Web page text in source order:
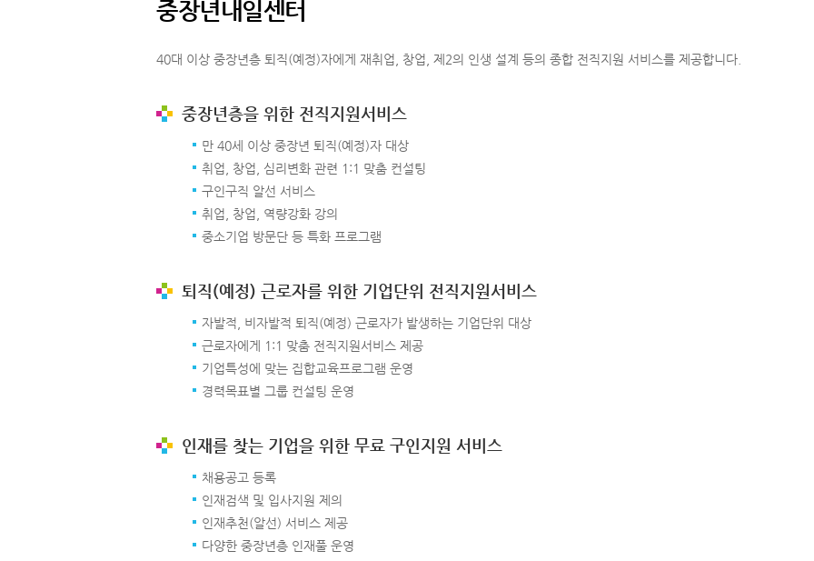
중장년내일센터
40대 이상 중장년층 퇴직(예정)자에게 재취업, 창업, 제2의 인생 설계 등의 종합 전직지원 서비스를 제공합니다.
중장년층을 위한 전직지원서비스
만 40세 이상 중장년 퇴직(예정)자 대상
취업, 창업, 심리변화 관련 1:1 맞춤 컨설팅
구인구직 알선 서비스
취업, 창업, 역량강화 강의
중소기업 방문단 등 특화 프로그램
퇴직(예정) 근로자를 위한 기업단위 전직지원서비스
자발적, 비자발적 퇴직(예정) 근로자가 발생하는 기업단위 대상
근로자에게 1:1 맞춤 전직지원서비스 제공
기업특성에 맞는 집합교육프로그램 운영
경력목표별 그룹 컨설팅 운영
인재를 찾는 기업을 위한 무료 구인지원 서비스
채용공고 등록
인재검색 및 입사지원 제의
인재추천(알선) 서비스 제공
다양한 중장년층 인재풀 운영